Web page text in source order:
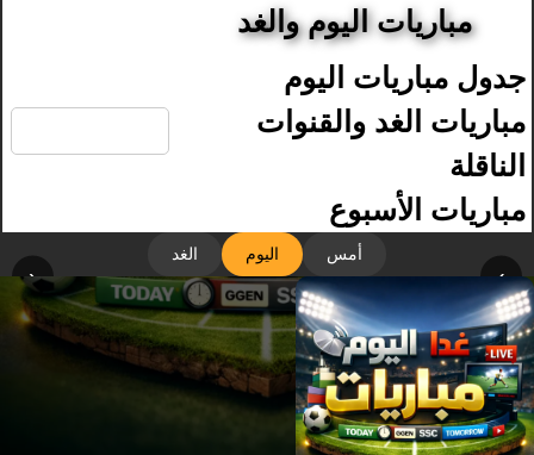
مباريات اليوم والغد
جدول مباريات اليوم
مباريات الغد والقنوات
الناقلة
مباريات الأسبوع
أمس اليوم الغد
‹ ›